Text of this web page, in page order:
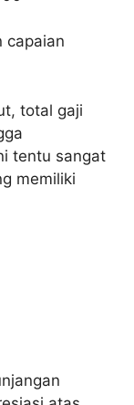
capaian
total gaji
tentu sangat
memiliki